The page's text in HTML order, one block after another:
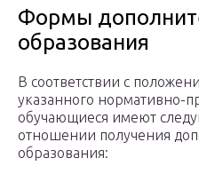
Формы
образования
В соответствии с
указанного нормативно-
обучающиеся имеют
отношении получения
образования: